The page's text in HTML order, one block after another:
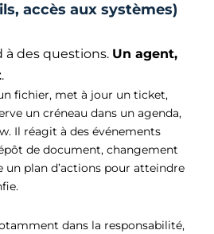
accès aux systèmes)
des questions. Un agent,
.
fichier, met à jour un ticket,
un créneau dans un agenda,
Il réagit à des événements
de document, changement
plan d’actions pour atteindre
dans la responsabilité,